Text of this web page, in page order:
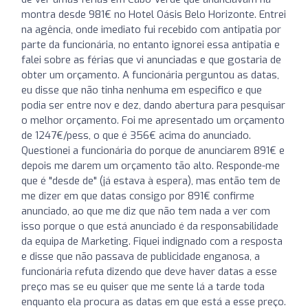
montra desde 981€ no Hotel Oásis Belo Horizonte. Entrei
na agência, onde imediato fui recebido com antipatia por
parte da funcionária, no entanto ignorei essa antipatia e
falei sobre as férias que vi anunciadas e que gostaria de
obter um orçamento. A funcionária perguntou as datas,
eu disse que não tinha nenhuma em especifico e que
podia ser entre nov e dez, dando abertura para pesquisar
o melhor orçamento. Foi me apresentado um orçamento
de 1247€/pess, o que é 356€ acima do anunciado.
Questionei a funcionária do porque de anunciarem 891€ e
depois me darem um orçamento tão alto. Responde-me
que é "desde de" (já estava à espera), mas então tem de
me dizer em que datas consigo por 891€ confirme
anunciado, ao que me diz que não tem nada a ver com
isso porque o que está anunciado é da responsabilidade
da equipa de Marketing. Fiquei indignado com a resposta
e disse que não passava de publicidade enganosa, a
funcionária refuta dizendo que deve haver datas a esse
preço mas se eu quiser que me sente lá a tarde toda
enquanto ela procura as datas em que está a esse preço.